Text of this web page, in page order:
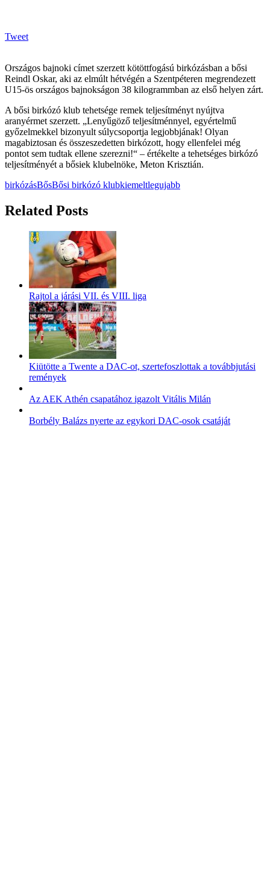
Tweet
Országos bajnoki címet szerzett kötöttfogású birkózásban a bősi
Reindl Oskar, aki az elmúlt hétvégén a Szentpéteren megrendezett
U15-ös országos bajnokságon 38 kilogrammban az első helyen zárt.
A bősi birkózó klub tehetsége remek teljesítményt nyújtva
aranyérmet szerzett. „Lenyűgöző teljesítménnyel, egyértelmű
győzelmekkel bizonyult súlycsoportja legjobbjának! Olyan
magabiztosan és összeszedetten birkózott, hogy ellenfelei még
pontot sem tudtak ellene szerezni!“ – értékelte a tehetséges birkózó
teljesítményét a bősiek klubelnöke, Meton Krisztián.
birkózásBősBősi birkózó klubkiemeltlegujabb
Related Posts
Rajtol a járási VII. és VIII. liga
Kiütötte a Twente a DAC-ot, szertefoszlottak a továbbjutási
remények
Az AEK Athén csapatához igazolt Vitális Milán
Borbély Balázs nyerte az egykori DAC-osok csatáját